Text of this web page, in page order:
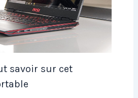
savoir sur cet